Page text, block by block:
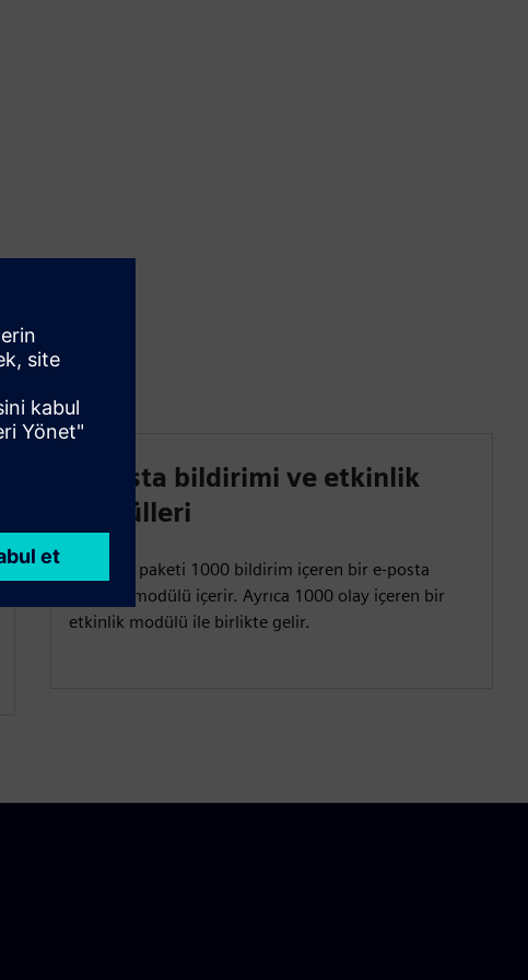
E-posta bildirimi ve etkinlik
modülleri
Bu varlık paketi 1000 bildirim içeren bir e-posta
bildirim modülü içerir. Ayrıca 1000 olay içeren bir
etkinlik modülü ile birlikte gelir.